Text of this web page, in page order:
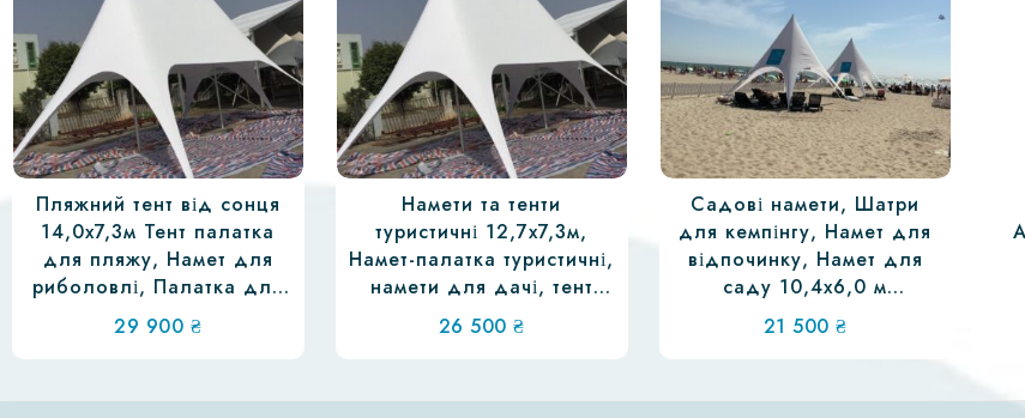
Пляжний тент від сонця
14,0х7,3м Тент палатка
для пляжу, Намет для
риболовлі, Палатка для
природи
29 900 ₴
Намети та тенти
туристичні 12,7х7,3м,
Намет-палатка туристичні,
намети для дачі, тент
для кемпінгу
26 500₴
Садові намети, Шатри
для кемпінгу, Намет для
відпочинку, Намет для
саду 10,4х6,0 м
(Садовий тент намет)
21 500₴